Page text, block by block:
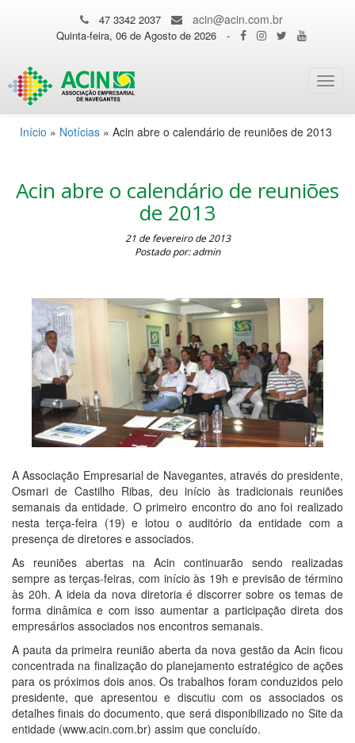
47 3342 2037 acin@acin.com.br
Quinta-feira, 06 de Agosto de 2026 -
Início » Notícias » Acin abre o calendário de reuniões de 2013
Acin abre o calendário de reuniões
de 2013
21 de fevereiro de 2013
Postado por: admin
A Associação Empresarial de Navegantes, através do presidente,
Osmari de Castilho Ribas, deu início às tradicionais reuniões
semanais da entidade. O primeiro encontro do ano foi realizado
nesta terça-feira (19) e lotou o auditório da entidade com a
presença de diretores e associados.
As reuniões abertas na Acin continuarão sendo realizadas
sempre as terças-feiras, com início às 19h e previsão de término
às 20h. A ideia da nova diretoria é discorrer sobre os temas de
forma dinâmica e com isso aumentar a participação direta dos
empresários associados nos encontros semanais.
A pauta da primeira reunião aberta da nova gestão da Acin ficou
concentrada na finalização do planejamento estratégico de ações
para os próximos dois anos. Os trabalhos foram conduzidos pelo
presidente, que apresentou e discutiu com os associados os
detalhes finais do documento, que será disponibilizado no Site da
entidade (www.acin.com.br) assim que concluído.